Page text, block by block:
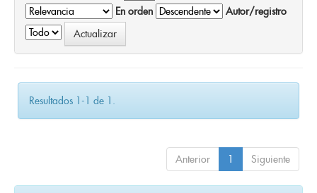
En orden
Autor/registro
Resultados 1-1 de 1.
Anterior 1 Siguiente